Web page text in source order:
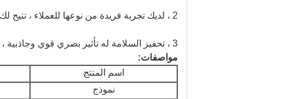
2 ، لديك تجربة فريدة من نوعها للعملاء ، تتيح لك اللعب وما زلت ترغب في اللعب مرارا وتكرارا.
3 ، تحفيز السلامة له تأثير بصري قوي وجاذبية ، باستمرار جذب السياح للحضور واللعب مرارا وتكرارا.
مواصفات:
اسم المنتج
نموذج